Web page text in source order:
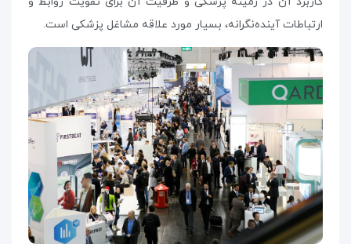
ارتباطات آینده‌نگرانه، بسیار مورد علاقه مشاغل پزشکی است.